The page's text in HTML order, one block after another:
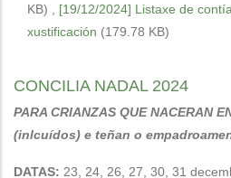
KB)
[19/12/2024] Listaxe de
xustificación (179.78 KB)
CONCILIA NADAL 2024
PARA CRIANZAS QUE NACERAN
(inlcuídos) e teñan o
DATAS: 23, 24, 26, 27, 30, 31